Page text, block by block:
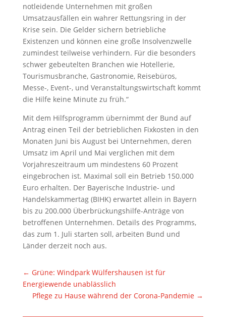
notleidende Unternehmen mit großen
Umsatzausfällen ein wahrer Rettungsring in der
Krise sein. Die Gelder sichern betriebliche
Existenzen und können eine große Insolvenzwelle
zumindest teilweise verhindern. Für die besonders
schwer gebeutelten Branchen wie Hotellerie,
Tourismusbranche, Gastronomie, Reisebüros,
Messe-, Event-, und Veranstaltungswirtschaft kommt
die Hilfe keine Minute zu früh.“
Mit dem Hilfsprogramm übernimmt der Bund auf
Antrag einen Teil der betrieblichen Fixkosten in den
Monaten Juni bis August bei Unternehmen, deren
Umsatz im April und Mai verglichen mit dem
Vorjahreszeitraum um mindestens 60 Prozent
eingebrochen ist. Maximal soll ein Betrieb 150.000
Euro erhalten. Der Bayerische Industrie- und
Handelskammertag (BIHK) erwartet allein in Bayern
bis zu 200.000 Überbrückungshilfe-Anträge von
betroffenen Unternehmen. Details des Programms,
das zum 1. Juli starten soll, arbeiten Bund und
Länder derzeit noch aus.
← Grüne: Windpark Wülfershausen ist für
Energiewende unablässlich
Pflege zu Hause während der Corona-Pandemie →